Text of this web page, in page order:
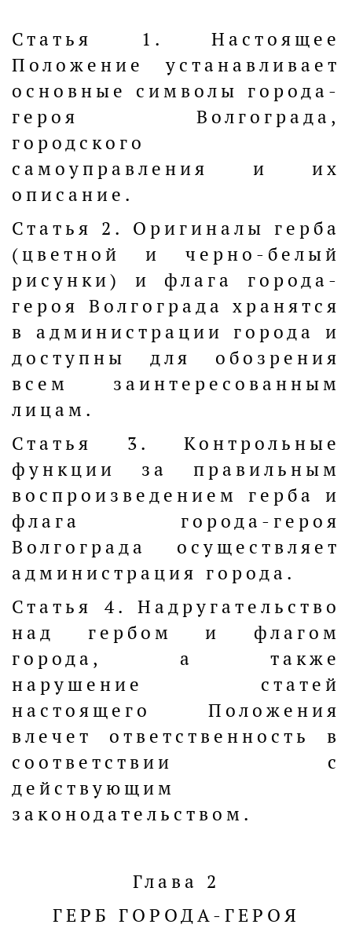
Статья 1. Настоящее
Положение устанавливает
основные символы города-
героя Волгограда,
городского
самоуправления и их
описание.
Статья 2. Оригиналы герба
(цветной и черно-белый
рисунки) и флага города-
героя Волгограда хранятся
в администрации города и
доступны для обозрения
всем заинтересованным
лицам.
Статья 3. Контрольные
функции за правильным
воспроизведением герба и
флага города-героя
Волгограда осуществляет
администрация города.
Статья 4. Надругательство
над гербом и флагом
города, а также
нарушение статей
настоящего Положения
влечет ответственность в
соответствии с
действующим
законодательством.
Глава 2
ГЕРБ ГОРОДА-ГЕРОЯ